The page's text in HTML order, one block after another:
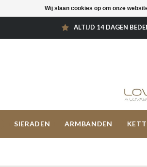
ALTIJD 14 DAGEN
SIERADEN ARMBANDEN
Wij slaan cookies op om onze